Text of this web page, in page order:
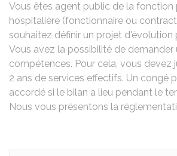
Vous êtes agent public de la fonction
hospitalière (fonctionnaire ou
souhaitez définir un projet d'évolution
Vous avez la possibilité de demander
compétences. Pour cela, vous devez
2 ans de services effectifs. Un congé
accordé si le bilan a lieu pendant le
Nous vous présentons la